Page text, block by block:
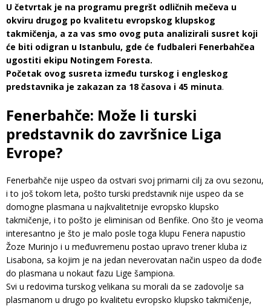
U četvrtak je na programu pregršt odličnih mečeva u
okviru drugog po kvalitetu evropskog klupskog
takmičenja, a za vas smo ovog puta analizirali susret koji
će biti odigran u Istanbulu, gde će fudbaleri Fenerbahčea
ugostiti ekipu Notingem Foresta.
Početak ovog susreta između turskog i engleskog
predstavnika je zakazan za 18 časova i 45 minuta.
Fenerbahče: Može li turski
predstavnik do završnice Liga
Evrope?
Fenerbahče nije uspeo da ostvari svoj primarni cilj za ovu sezonu,
i to još tokom leta, pošto turski predstavnik nije uspeo da se
domogne plasmana u najkvalitetnije evropsko klupsko
takmičenje, i to pošto je eliminisan od Benfike. Ono što je veoma
interesantno je što je malo posle toga klupu Fenera napustio
Žoze Murinjo i u međuvremenu postao upravo trener kluba iz
Lisabona, sa kojim je na jedan neverovatan način uspeo da dođe
do plasmana u nokaut fazu Lige šampiona.
Svi u redovima turskog velikana su morali da se zadovolje sa
plasmanom u drugo po kvalitetu evropsko klupsko takmičenje,